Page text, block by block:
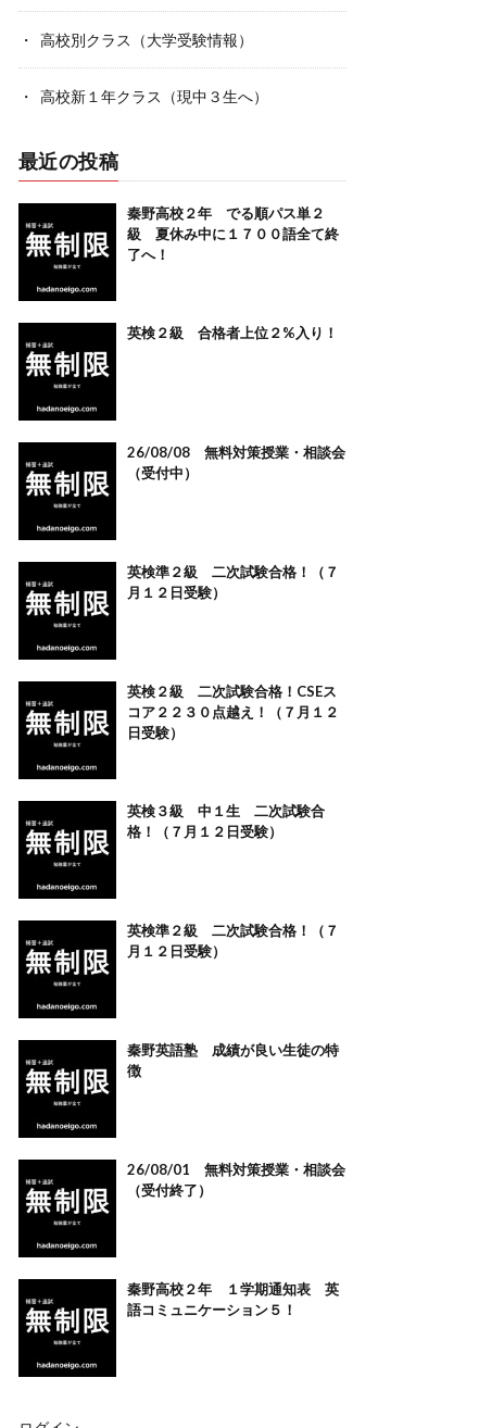
高校別クラス（大学受験情報）
高校新１年クラス（現中３生へ）
最近の投稿
秦野高校２年 でる順パス単２
級 夏休み中に１７００語全て終
了へ！
英検２級 合格者上位２%入り！
26/08/08 無料対策授業・相談会
（受付中）
英検準２級 二次試験合格！（７
月１２日受験）
英検２級 二次試験合格！CSEス
コア２２３０点越え！（７月１２
日受験）
英検３級 中１生 二次試験合
格！（７月１２日受験）
英検準２級 二次試験合格！（７
月１２日受験）
秦野英語塾 成績が良い生徒の特
徴
26/08/01 無料対策授業・相談会
（受付終了）
秦野高校２年 １学期通知表 英
語コミュニケーション５！